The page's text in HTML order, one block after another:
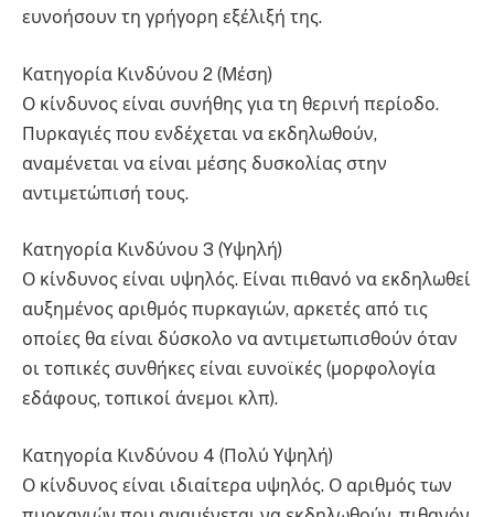
ευνοήσουν τη γρήγορη εξέλιξή της.
Κατηγορία Κινδύνου 2 (Μέση)
Ο κίνδυνος είναι συνήθης για τη θερινή περίοδο.
Πυρκαγιές που ενδέχεται να εκδηλωθούν,
αναμένεται να είναι μέσης δυσκολίας στην
αντιμετώπισή τους.
Κατηγορία Κινδύνου 3 (Υψηλή)
Ο κίνδυνος είναι υψηλός. Είναι πιθανό να εκδηλωθεί
αυξημένος αριθμός πυρκαγιών, αρκετές από τις
οποίες θα είναι δύσκολο να αντιμετωπισθούν όταν
οι τοπικές συνθήκες είναι ευνοϊκές (μορφολογία
εδάφους, τοπικοί άνεμοι κλπ).
Κατηγορία Κινδύνου 4 (Πολύ Υψηλή)
Ο κίνδυνος είναι ιδιαίτερα υψηλός. Ο αριθμός των